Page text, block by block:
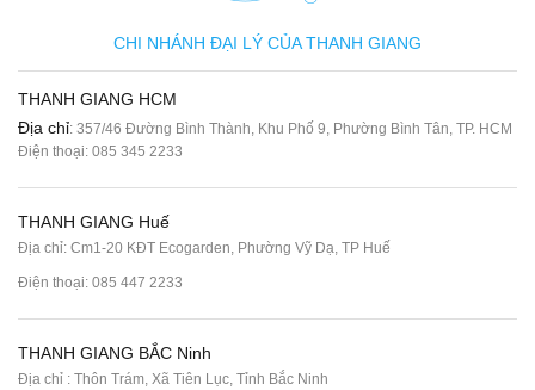
CHI NHÁNH ĐẠI LÝ CỦA THANH GIANG
THANH GIANG HCM
Địa chỉ: 357/46 Đường Bình Thành, Khu Phố 9, Phường Bình Tân, TP. HCM
Điện thoại: 085 345 2233
THANH GIANG Huế
Địa chỉ: Cm1-20 KĐT Ecogarden, Phường Vỹ Dạ, TP Huế
Điện thoại: 085 447 2233
THANH GIANG BẮC Ninh
Địa chỉ : Thôn Trám, Xã Tiên Lục, Tỉnh Bắc Ninh